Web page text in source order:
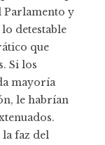
y
detestable
que
Si los
mayoría
le habrían
faz del